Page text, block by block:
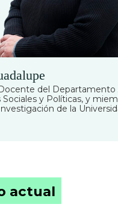
del Departamento
Sociales y Políticas, y
de la
actual